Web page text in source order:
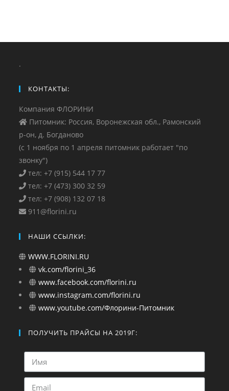
.
КОНТАКТЫ:
Компания ФЛОРИНИ
Питомник: Россия, Воронежская обл., Рамонский
р-он, д. Богданово
(с 1 ноября по 1 апреля питомник работает "по
звонку")
тел: +7 (915) 544 17 77
тел: +7 (473) 300 32 59
тел: +7 (908) 132 07 18
911@florini.ru
НАШИ ССЫЛКИ:
WWW.FLORINI.RU
vk.com/florini_36
www.facebook.com/florini.ru
www.instagram.com/florini.ru
www.youtube.com/Флорини-Питомник
ПОЛУЧИТЬ ПРАЙСЫ НА 2019Г: